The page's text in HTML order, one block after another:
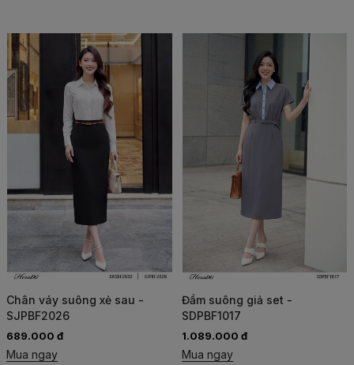
Chân váy suông xẻ sau -
SJPBF2026
689.000 đ
Mua ngay
Đầm suông giả set -
SDPBF1017
1.089.000 đ
Mua ngay